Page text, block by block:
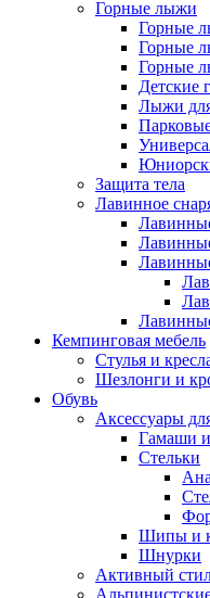
Горные лыжи
Горные
Горные
Горные
Детские
Лыжи
Защита тела
Лавинное
Кемпинговая мебель
Стулья и
Шезлонги и
Обувь
Аксессуары
Гамаши
Стельки
Шипы и
Шнурки
Активный